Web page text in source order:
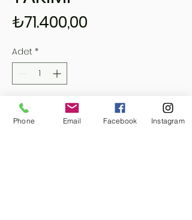
₺71.400,00
Adet *
Sepete Ekle
Phone Email Facebook Instagram